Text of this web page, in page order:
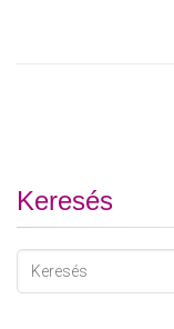
Keresés